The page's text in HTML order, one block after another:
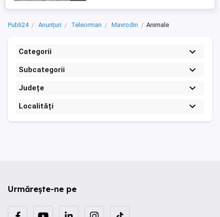
Publi24 Anunțuri Teleorman Mavrodin Animale
Categorii
Subcategorii
Județe
Localități
Urmărește-ne pe